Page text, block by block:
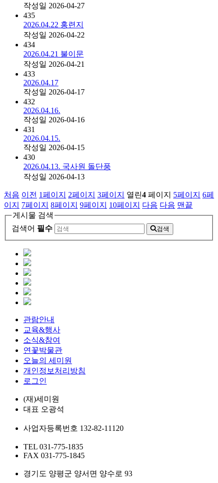
작성일 2026-04-27
435
2026.04.22 홍련지
작성일 2026-04-22
434
2026.04.21 불이문
작성일 2026-04-21
433
2026.04.17
작성일 2026-04-17
432
2026.04.16.
작성일 2026-04-16
431
2026.04.15.
작성일 2026-04-15
430
2026.04.13. 국사원 돌단풍
작성일 2026-04-13
처음 이전 1페이지 2페이지 3페이지 열린4 페이지 5페이지 6페
이지
7페이지 8페이지 9페이지 10페이지 다음 다음 맨끝
게시물 검색
검색어 필수 검색
관람안내
교육&행사
소식&참여
연꽃박물관
오늘의 세미원
개인정보처리방침
로그인
(재)세미원
대표 오광석
사업자등록번호 132-82-11120
TEL 031-775-1835
FAX 031-775-1845
경기도 양평군 양서면 양수로 93